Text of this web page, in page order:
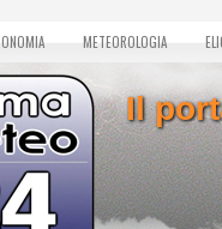
METEOROLOGIA
Il